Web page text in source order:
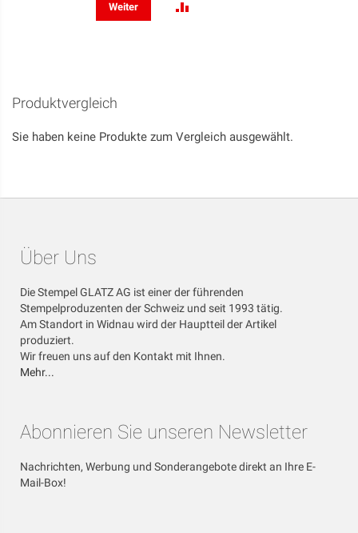
Weiter
Produktvergleich
Sie haben keine Produkte zum Vergleich ausgewählt.
Über Uns
Die Stempel GLATZ AG ist einer der führenden
Stempelproduzenten der Schweiz und seit 1993 tätig.
Am Standort in Widnau wird der Hauptteil der Artikel
produziert.
Wir freuen uns auf den Kontakt mit Ihnen.
Mehr...
Abonnieren Sie unseren Newsletter
Nachrichten, Werbung und Sonderangebote direkt an Ihre E-
Mail-Box!